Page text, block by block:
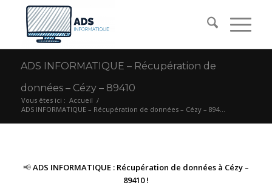
ADS INFORMATIQUE – Récupération de
données – Cézy – 89410
Vous êtes ici : Accueil /
ADS INFORMATIQUE – Récupération de données – Cézy – 894...
📢ADS INFORMATIQUE : Récupération de données à Cézy –
89410 !